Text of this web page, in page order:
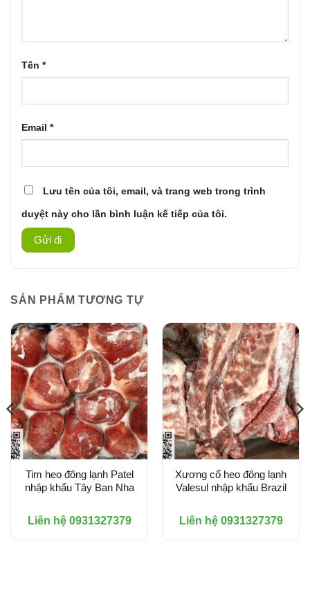
Tên *
Email *
Lưu tên của tôi, email, và trang web trong trình
duyệt này cho lần bình luận kế tiếp của tôi.
SẢN PHẨM TƯƠNG TỰ
Tim heo đông lạnh Patel
nhập khẩu Tây Ban Nha
Liên hệ 0931327379
Xương cổ heo đông lạnh
Valesul nhập khẩu Brazil
Liên hệ 0931327379